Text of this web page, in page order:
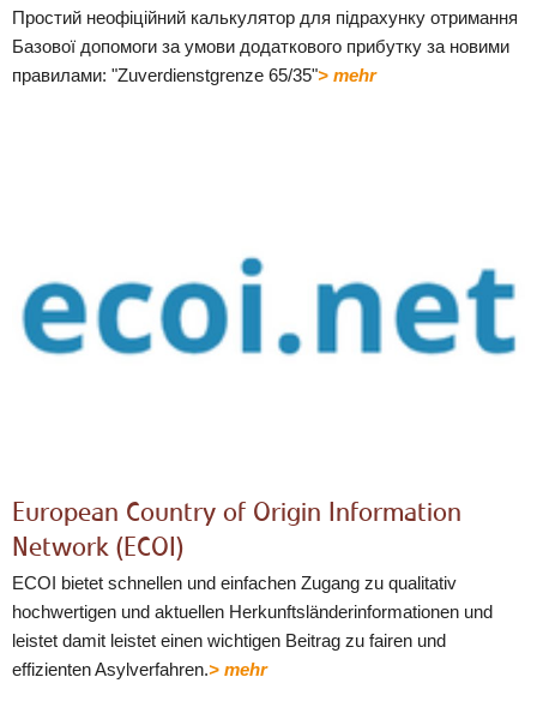
Простий неофіційний калькулятор для підрахунку отримання
Базової допомоги за умови додаткового прибутку за новими
правилами: "Zuverdienstgrenze 65/35"> mehr
European Country of Origin Information
Network (ECOI)
ECOI bietet schnellen und einfachen Zugang zu qualitativ
hochwertigen und aktuellen Herkunftsländerinformationen und
leistet damit leistet einen wichtigen Beitrag zu fairen und
effizienten Asylverfahren.> mehr